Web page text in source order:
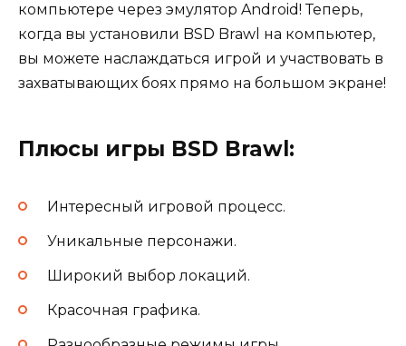
компьютере через эмулятор Android! Теперь,
когда вы установили BSD Brawl на компьютер,
вы можете наслаждаться игрой и участвовать в
захватывающих боях прямо на большом экране!
Плюсы игры BSD Brawl:
Интересный игровой процесс.
Уникальные персонажи.
Широкий выбор локаций.
Красочная графика.